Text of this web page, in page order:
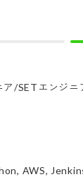
ア/SETエンジニ
AWS,